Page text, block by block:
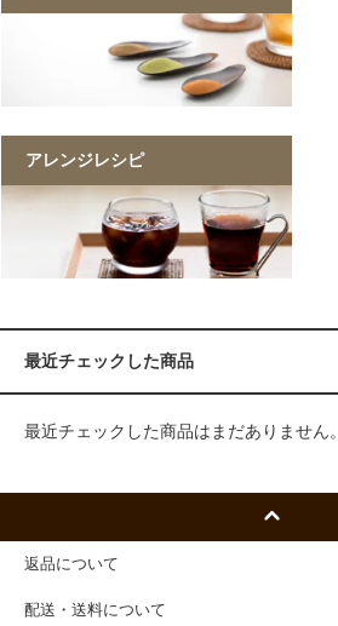
アレンジレシピ
最近チェックした商品
最近チェックした商品はまだありません。
返品について
配送・送料について